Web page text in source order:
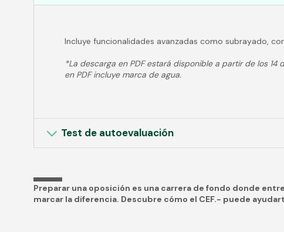
Incluye funcionalidades avanzadas como subrayado,
*La descarga en PDF estará disponible a partir de los
en PDF incluye marca de agua.
Test de autoevaluación
Preparar una oposición es una carrera de fondo donde
marcar la diferencia. Descubre cómo el CEF.- puede